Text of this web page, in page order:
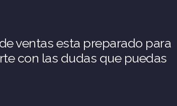
ventas esta preparado para
con las dudas que puedas